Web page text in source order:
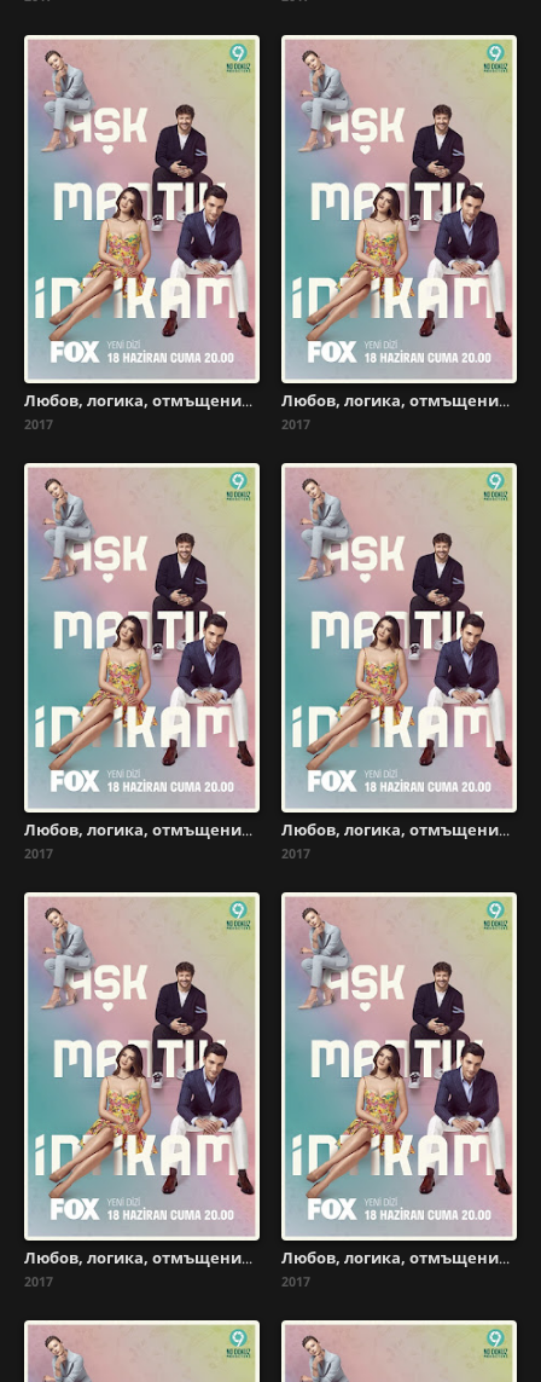
Любов, логика, отмъщение - Сезон 1 Епизод 16
2017
Любов, логика, отмъщение - Сезон 1 Епизод 15
2017
Любов, логика, отмъщение - Сезон 1 Епизод 14
2017
Любов, логика, отмъщение - Сезон 1 Епизод 13
2017
Любов, логика, отмъщение - Сезон 1 Епизод 11
2017
Любов, логика, отмъщение - Сезон 1 Епизод 10
2017